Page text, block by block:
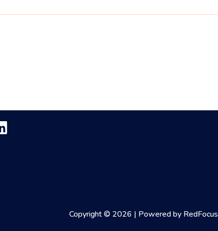
Copyright © 2026 | Powered by RedFocus